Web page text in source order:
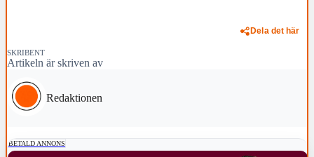
Dela det här
SKRIBENT
Artikeln är skriven av
Redaktionen
BETALD ANNONS